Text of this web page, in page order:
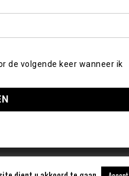
de volgende keer wanneer ik